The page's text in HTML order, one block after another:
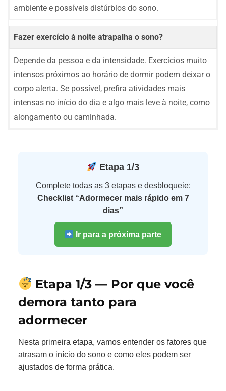
ambiente e possíveis distúrbios do sono.
Fazer exercício à noite atrapalha o sono?
Depende da pessoa e da intensidade. Exercícios muito
intensos próximos ao horário de dormir podem deixar o
corpo alerta. Se possível, prefira atividades mais
intensas no início do dia e algo mais leve à noite, como
alongamento ou caminhada.
Etapa 1/3
Complete todas as 3 etapas e desbloqueie:
Checklist “Adormecer mais rápido em 7
dias”
Ir para a próxima parte
Etapa 1/3 — Por que você
demora tanto para
adormecer
Nesta primeira etapa, vamos entender os fatores que
atrasam o início do sono e como eles podem ser
ajustados de forma prática.